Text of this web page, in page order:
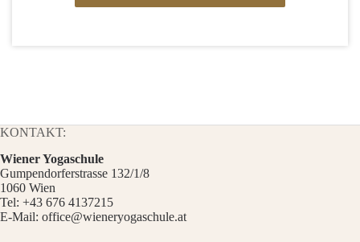
KONTAKT:
Wiener Yogaschule
Gumpendorferstrasse 132/1/8
1060 Wien
Tel: +43 676 4137215
E-Mail: office@wieneryogaschule.at